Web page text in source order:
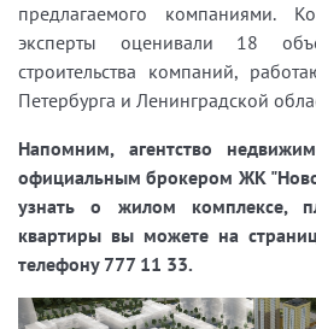
предлагаемого компаниями.
эксперты оценивали 18
строительства компаний,
Петербурга и Ленинградской
Напомним, агентство
официальным брокером ЖК
узнать о жилом комплексе,
квартиры вы можете на
телефону 777 11 33.